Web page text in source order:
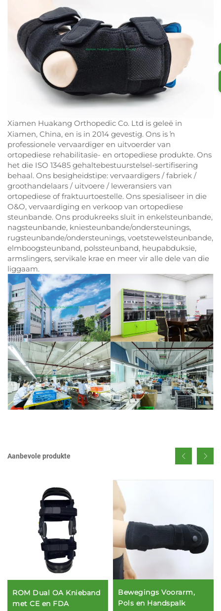
Xiamen Huakang Orthopedic Co. Ltd is geleë in
Xiamen, China, en is in 2014 gevestig. Ons is ŉ
professionele vervaardiger en uitvoerder van
ortopediese rehabilitasie- en ortopediese produkte. Ons
het die ISO 13485 gehaltebestuurstelsel-sertifisering
behaal. Ons besigheidstipe: vervaardigers / fabriek /
groothandelaars / uitvoere / leweransiers van
ortopediese of fraktuurtoestelle. Ons spesialiseer in die
O&O, vervaardiging en verkoop van ortopediese
steunbande. Ons produkreeks sluit in enkelsteunbande,
nagsteunbande, kniesteunbande/ondersteunings,
rugsteunbande/ondersteunings, voetstewelsteunbande,
elmboogsteunband, polssteunband, heupabduksie,
armslingers, servikale krae en meer vir alle dele van die
liggaam.
Aanbevole produkte
ROM Dual OA Knieband
met CE en FDA
Bewegings Voorarm,
Pols en Handspalk